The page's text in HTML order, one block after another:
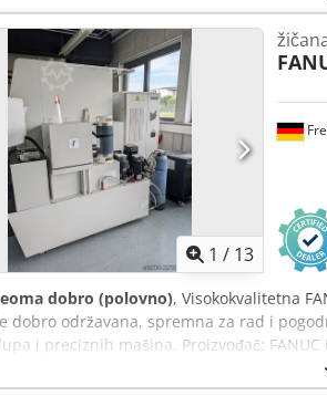
obratka: 1200 x 700 x 400 mm
površinska hrapavost: Ra 0,2 µm
mašine: 2600 x 2810 x 2240 mm
servisiranju. Po želji, nudimo vam
korišćenje kontrolnog sistema - Dodatna
1 / 13
dobro (polovno), Visokokvalitetna
dobro održavana, spremna za rad i
i preciznih mašina. Proizvođač: FANUC
mašine: P089D1671 Godina
CNC mašina za obradu žicom X-osa: